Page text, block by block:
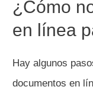
¿Cómo
en línea
Hay algunos
documentos en